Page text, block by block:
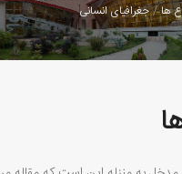
ها جغرافیای انسانی